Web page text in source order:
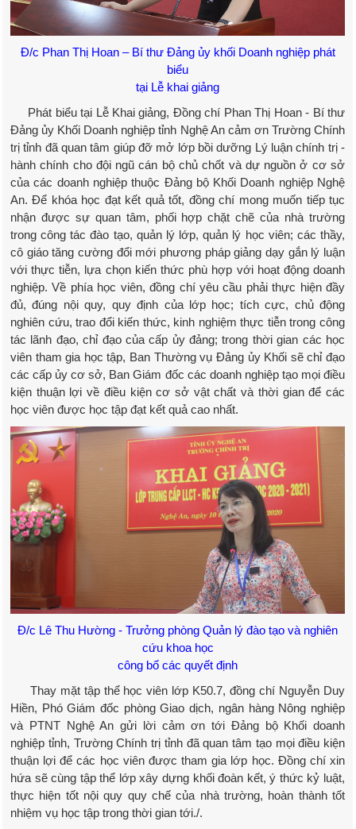
Đ/c Phan Thị Hoan – Bí thư Đảng ủy khối Doanh nghiệp phát
biểu
tại Lễ khai giảng
Phát biểu tại Lễ Khai giảng, Đồng chí Phan Thị Hoan - Bí thư
Đảng ủy Khối Doanh nghiệp tỉnh Nghệ An cảm ơn Trường Chính
trị tỉnh đã quan tâm giúp đỡ mở lớp bồi dưỡng Lý luận chính trị -
hành chính cho đội ngũ cán bộ chủ chốt và dự nguồn ở cơ sở
của các doanh nghiệp thuộc Đảng bộ Khối Doanh nghiệp Nghệ
An. Để khóa học đạt kết quả tốt, đồng chí mong muốn tiếp tục
nhận được sự quan tâm, phối hợp chặt chẽ của nhà trường
trong công tác đào tạo, quản lý lớp, quản lý học viên; các thầy,
cô giáo tăng cường đổi mới phương pháp giảng dạy gắn lý luận
với thực tiễn, lựa chọn kiến thức phù hợp với hoạt động doanh
nghiệp. Về phía học viên, đồng chí yêu cầu phải thực hiện đầy
đủ, đúng nội quy, quy định của lớp học; tích cực, chủ động
nghiên cứu, trao đổi kiến thức, kinh nghiệm thực tiễn trong công
tác lãnh đạo, chỉ đạo của cấp ủy đảng; trong thời gian các học
viên tham gia học tập, Ban Thường vụ Đảng ủy Khối sẽ chỉ đạo
các cấp ủy cơ sở, Ban Giám đốc các doanh nghiệp tạo mọi điều
kiện thuận lợi về điều kiện cơ sở vật chất và thời gian để các
học viên được học tập đạt kết quả cao nhất.
Đ/c Lê Thu Hường - Trưởng phòng Quản lý đào tạo và nghiên
cứu khoa học
công bố các quyết định
Thay mặt tập thể học viên lớp K50.7, đồng chí Nguyễn Duy
Hiền, Phó Giám đốc phòng Giao dịch, ngân hàng Nông nghiệp
và PTNT Nghệ An gửi lời cảm ơn tới Đảng bộ Khối doanh
nghiệp tỉnh, Trường Chính trị tỉnh đã quan tâm tạo mọi điều kiện
thuận lợi để các học viên được tham gia lớp học. Đồng chí xin
hứa sẽ cùng tập thể lớp xây dựng khối đoàn kết, ý thức kỷ luật,
thực hiện tốt nội quy quy chế của nhà trường, hoàn thành tốt
nhiệm vụ học tập trong thời gian tới./.